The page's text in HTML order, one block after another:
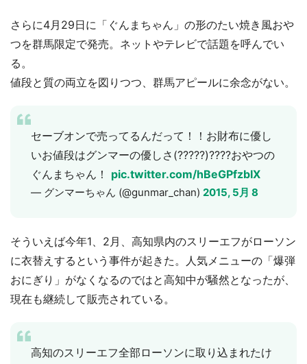
さらに4月29日に「ぐんまちゃん」の形のたい焼き風おや
つを群馬限定で発売。ネットやテレビで話題を呼んでい
る。
値段と質の両立を図りつつ、群馬アピールに余念がない。
セーブオンで売ってるんだって！！お財布に優し
いお値段はグンマーの優しさ(?????)????おやつの
ぐんまちゃん！ pic.twitter.com/hBeGPfzbIX
— グンマーちゃん (@gunmar_chan) 2015, 5月 8
そういえば今年1、2月、高知県内のスリーエフがローソン
に衣替えするという事件が起きた。人気メニューの「爆弾
おにぎり」がなくなるのではと高知中が騒然となったが、
現在も継続して販売されている。
高知のスリーエフ全部ローソンに取り込まれたけ